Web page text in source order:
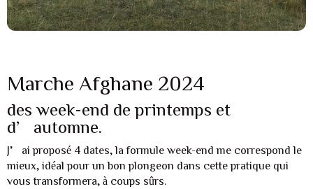
Marche Afghane 2024
des week-end de printemps et
d’automne.
J’ai proposé 4 dates, la formule week-end me correspond le
mieux, idéal pour un bon plongeon dans cette pratique qui
vous transformera, à coups sûrs.